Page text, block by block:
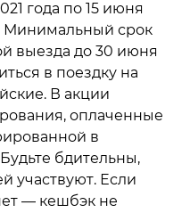
года по 15 июня
Минимальный срок
выезда до 30 июня
в поездку на
В акции
оплаченные
в
бдительны,
участвуют. Если
— кешбэк не